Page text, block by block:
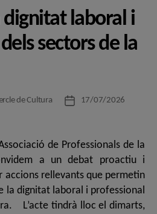
laboral i
sectors de la
de Cultura
Data17/07/2026
de Professionals de la
a un debat proactiu i
accions rellevants que permetin
la dignitat laboral i professional
L’acte tindrà lloc el dimarts,